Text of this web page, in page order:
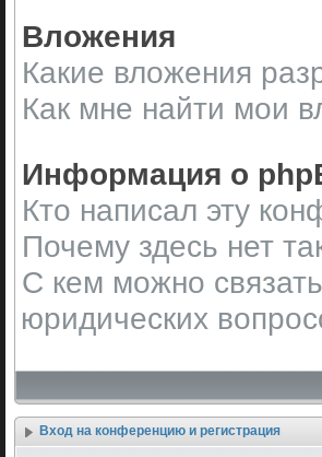
Вложения
Какие вложения
Как мне найти мои
Информация о
Кто написал эту
Почему здесь нет
С кем можно
юридических
Вход на конференцию и регистрация